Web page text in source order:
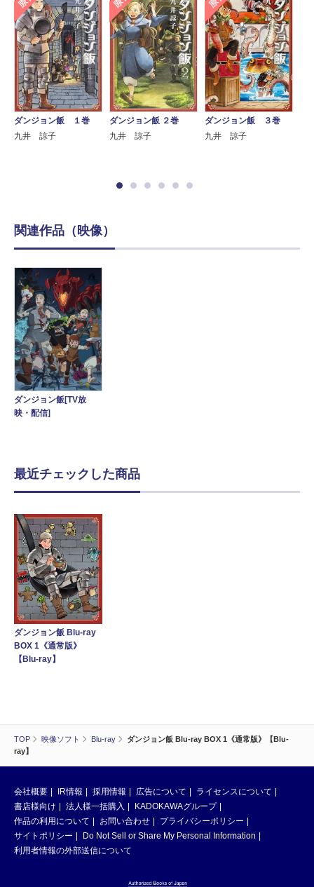
TOP 映像ソフト Blu-ray
ダンジョン飯 Blu-ray BOX 1《通常版》【Blu-
ray】
ダンジョン飯 １巻
九井 諒子
ダンジョン飯 ２巻
九井 諒子
ダンジョン飯 ３巻
九井 諒子
関連作品（映像）
ダンジョン飯[TV放
映・配信]
最近チェックした商品
ダンジョン飯 Blu-ray
BOX 1《通常版》
【Blu-ray】
会社概要 IR情報 採用情報 広告について
ライセンスについて
書店様向け
法人様一括購入
KADOKAWAグループ
作品の利用について
お問い合わせ
プライバシーポリシー
サイトポリシー
Do Not Sell or Share My Personal Information
利用者情報の外部送信について